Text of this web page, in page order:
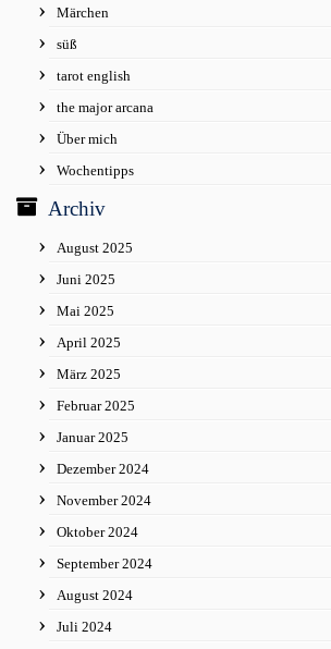
Märchen
süß
tarot english
the major arcana
Über mich
Wochentipps
Archiv
August 2025
Juni 2025
Mai 2025
April 2025
März 2025
Februar 2025
Januar 2025
Dezember 2024
November 2024
Oktober 2024
September 2024
August 2024
Juli 2024